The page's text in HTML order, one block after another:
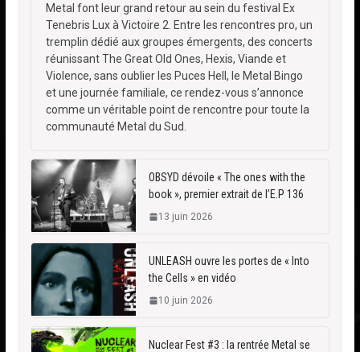
Metal font leur grand retour au sein du festival Ex
Tenebris Lux à Victoire 2. Entre les rencontres pro, un
tremplin dédié aux groupes émergents, des concerts
réunissant The Great Old Ones, Hexis, Viande et
Violence, sans oublier les Puces Hell, le Metal Bingo
et une journée familiale, ce rendez-vous s’annonce
comme un véritable point de rencontre pour toute la
communauté Metal du Sud.
OBSYD dévoile « The ones with the
book », premier extrait de l’E.P 136
13 juin 2026
UNLEASH ouvre les portes de « Into
the Cells » en vidéo
10 juin 2026
Nuclear Fest #3 : la rentrée Metal se